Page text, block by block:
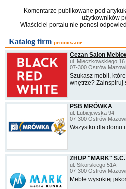
Komentarze publikowane pod
użytkowników
Właściciel portalu nie ponosi
Katalog firm promowane
Cezan Salon
ul. Mieczkowskiego
07-300 Ostrów
Szukasz mebli,
wnętrze? Zainspiruj
PSB MRÓWKA
ul. Lubiejewska 94
07-300 Ostrów
Wszystko dla domu
ZHUP "MARK"
ul. Sikorskiego 51A
07-300 Ostrów
Meble wysokiej